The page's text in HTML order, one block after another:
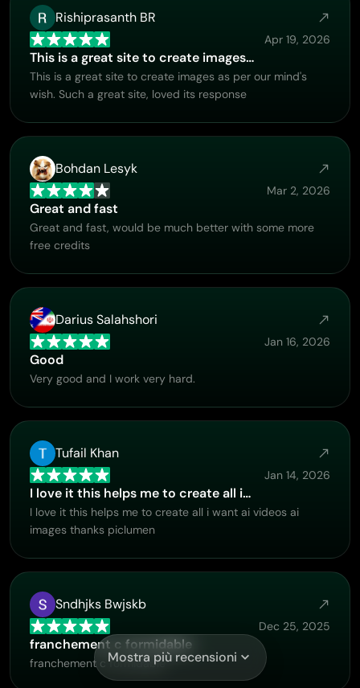
Rishiprasanth BR
Apr 19, 2026
This is a great site to create images…
This is a great site to create images as per our mind's
wish. Such a great site, loved its response
Bohdan Lesyk
Mar 2, 2026
Great and fast
Great and fast, would be much better with some more
free credits
Darius Salahshori
Jan 16, 2026
Good
Very good and I work very hard.
Tufail Khan
Jan 14, 2026
I love it this helps me to create all i…
I love it this helps me to create all i want ai videos ai
images thanks piclumen
Sndhjks Bwjskb
Dec 25, 2025
franchement c formidable
franchement c formidableMostra più recensioni